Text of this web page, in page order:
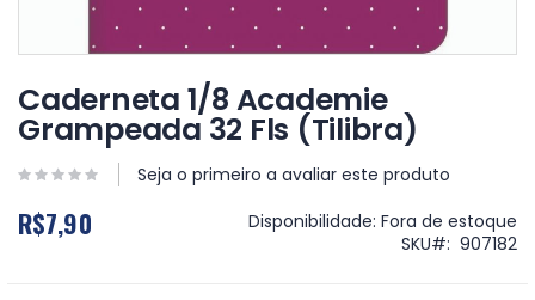
para
o
início
Galeria
imagens
Caderneta 1/8 Academie
Grampeada 32 Fls (Tilibra)
Seja o primeiro a avaliar este produto
R$7,90 Disponibilidade: Fora de estoque
SKU
907182